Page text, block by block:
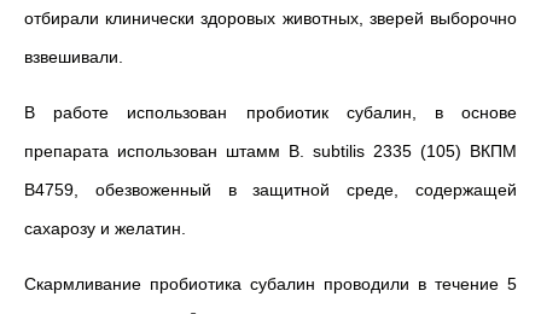
отбирали клинически здоровых животных, зверей выборочно
взвешивали.
В работе использован пробиотик субалин, в основе
препарата использован штамм В. subtilis 2335 (105) ВКПМ
В4759, обезвоженный в защитной среде, содержащей
сахарозу и желатин.
Скармливание пробиотика субалин проводили в течение 5